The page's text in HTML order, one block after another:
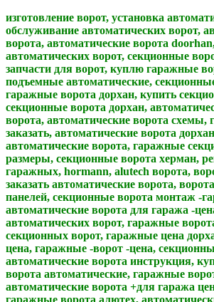
изготовление ворот, установка
обслуживание автоматических ворот,
ворота, автоматические ворота
автоматических ворот, секционные
запчасти для ворот, куплю гаражные
подъемные автоматические,
гаражные ворота дорхан, купить
секционные ворота дорхан,
ворота, автоматические ворота схемы,
заказать, автоматические ворота
автоматические ворота, гаражные
размеры, секционные ворота херман,
гаражных, hormann, alutech ворота,
заказать автоматические ворота,
панелей, секционные ворота монтаж -
автоматические ворота для гаража -
автоматических ворот, гаражные
секционных ворот, гаражные цена
цена, гаражные -ворот -цена,
автоматические ворота инструкция,
ворота автоматические, гаражные
автоматические ворота +для гаража
гаражные ворота алютех,